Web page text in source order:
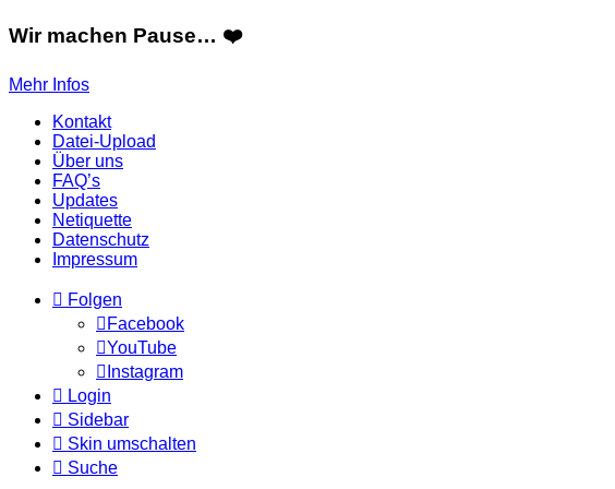
Wir machen Pause… ❤️
Mehr Infos
Kontakt
Datei-Upload
Über uns
FAQ’s
Updates
Netiquette
Datenschutz
Impressum
Folgen
Facebook
YouTube
Instagram
Login
Sidebar
Skin umschalten
Suche